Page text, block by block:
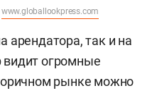
www.globallookpress.com
арендатора, так и на
видит огромные
рынке можно